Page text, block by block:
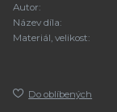
Autor:
Název díla:
Materiál, velikost:
Do oblíbených